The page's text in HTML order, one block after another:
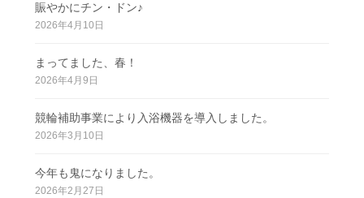
賑やかにチン・ドン♪
2026年4月10日
まってました、春！
2026年4月9日
競輪補助事業により入浴機器を導入しました。
2026年3月10日
今年も鬼になりました。
2026年2月27日